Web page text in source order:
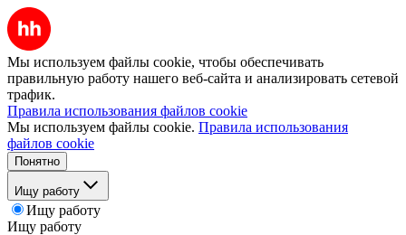
Мы используем файлы cookie, чтобы обеспечивать
правильную работу нашего веб-сайта и анализировать сетевой
трафик.
Правила использования файлов cookie
Мы используем файлы cookie. Правила использования
файлов cookie
Понятно
Ищу работу
Ищу работу
Ищу работу